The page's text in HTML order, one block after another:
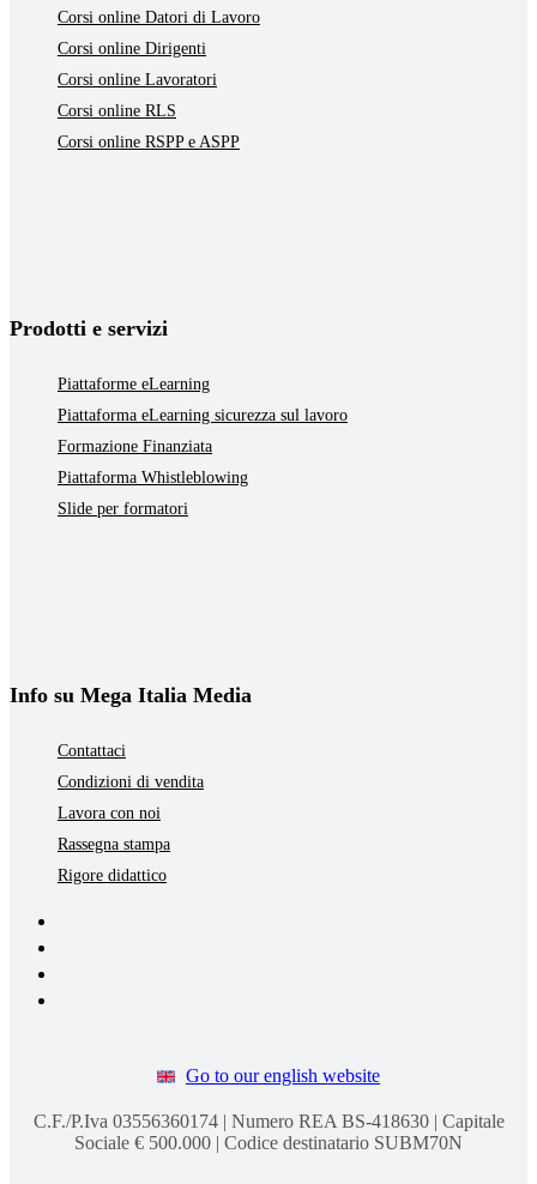
Corsi online Datori di Lavoro
Corsi online Dirigenti
Corsi online Lavoratori
Corsi online RLS
Corsi online RSPP e ASPP
Prodotti e servizi
Piattaforme eLearning
Piattaforma eLearning sicurezza sul lavoro
Formazione Finanziata
Piattaforma Whistleblowing
Slide per formatori
Info su Mega Italia Media
Contattaci
Condizioni di vendita
Lavora con noi
Rassegna stampa
Rigore didattico
Go to our english website
C.F./P.Iva 03556360174 | Numero REA BS-418630 | Capitale
Sociale € 500.000 | Codice destinatario SUBM70N